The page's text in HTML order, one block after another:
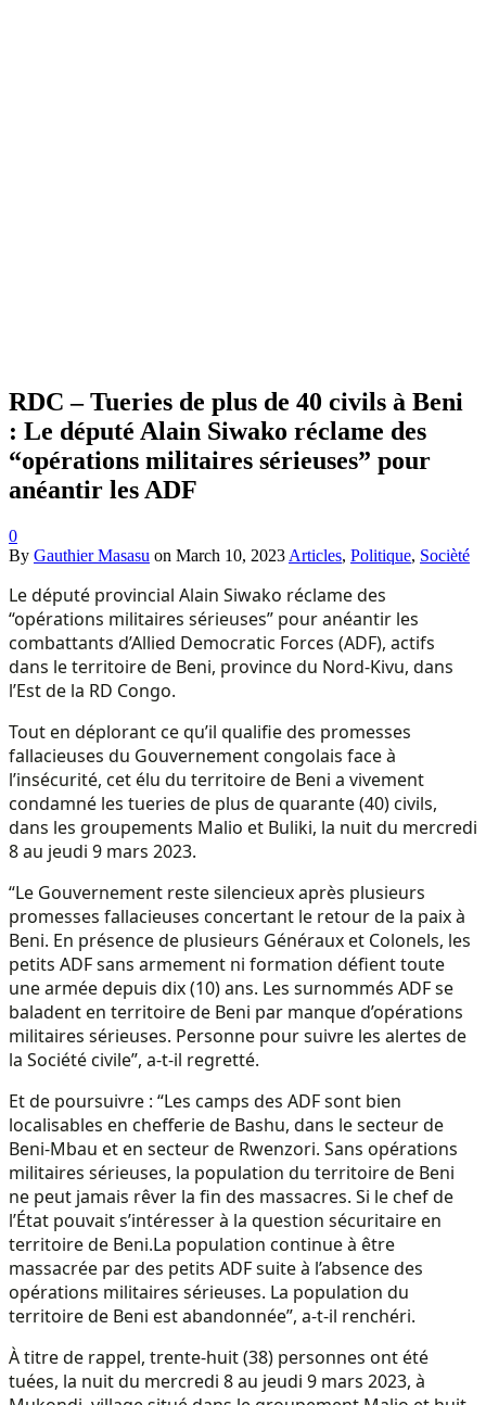
RDC – Tueries de plus de 40 civils à Beni
: Le député Alain Siwako réclame des
“opérations militaires sérieuses” pour
anéantir les ADF
0
By Gauthier Masasu on March 10, 2023 Articles, Politique, Socièté
Le député provincial Alain Siwako réclame des
“opérations militaires sérieuses” pour anéantir les
combattants d’Allied Democratic Forces (ADF), actifs
dans le territoire de Beni, province du Nord-Kivu, dans
l’Est de la RD Congo.
Tout en déplorant ce qu’il qualifie des promesses
fallacieuses du Gouvernement congolais face à
l’insécurité, cet élu du territoire de Beni a vivement
condamné les tueries de plus de quarante (40) civils,
dans les groupements Malio et Buliki, la nuit du mercredi
8 au jeudi 9 mars 2023.
“Le Gouvernement reste silencieux après plusieurs
promesses fallacieuses concertant le retour de la paix à
Beni. En présence de plusieurs Généraux et Colonels, les
petits ADF sans armement ni formation défient toute
une armée depuis dix (10) ans. Les surnommés ADF se
baladent en territoire de Beni par manque d’opérations
militaires sérieuses. Personne pour suivre les alertes de
la Société civile”, a-t-il regretté.
Et de poursuivre : “Les camps des ADF sont bien
localisables en chefferie de Bashu, dans le secteur de
Beni-Mbau et en secteur de Rwenzori. Sans opérations
militaires sérieuses, la population du territoire de Beni
ne peut jamais rêver la fin des massacres. Si le chef de
l’État pouvait s’intéresser à la question sécuritaire en
territoire de Beni.La population continue à être
massacrée par des petits ADF suite à l’absence des
opérations militaires sérieuses. La population du
territoire de Beni est abandonnée”, a-t-il renchéri.
À titre de rappel, trente-huit (38) personnes ont été
tuées, la nuit du mercredi 8 au jeudi 9 mars 2023, à